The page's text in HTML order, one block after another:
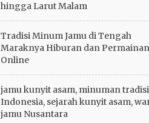
hingga Larut Malam
Tradisi Minum Jamu di Tengah
Maraknya Hiburan dan Permainan
Online
jamu kunyit asam, minuman
Indonesia, sejarah kunyit asam,
jamu Nusantara